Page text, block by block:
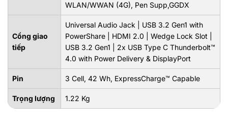
WLAN/WWAN (4G), Pen Supp,GGDX
Cổng giao
tiếp
Universal Audio Jack | USB 3.2 Gen1 with
PowerShare | HDMI 2.0 | Wedge Lock Slot |
USB 3.2 Gen1 | 2x USB Type C Thunderbolt™
4.0 with Power Delivery & DisplayPort
Pin 3 Cell, 42 Wh, ExpressCharge™ Capable
Trọng lượng 1.22 Kg